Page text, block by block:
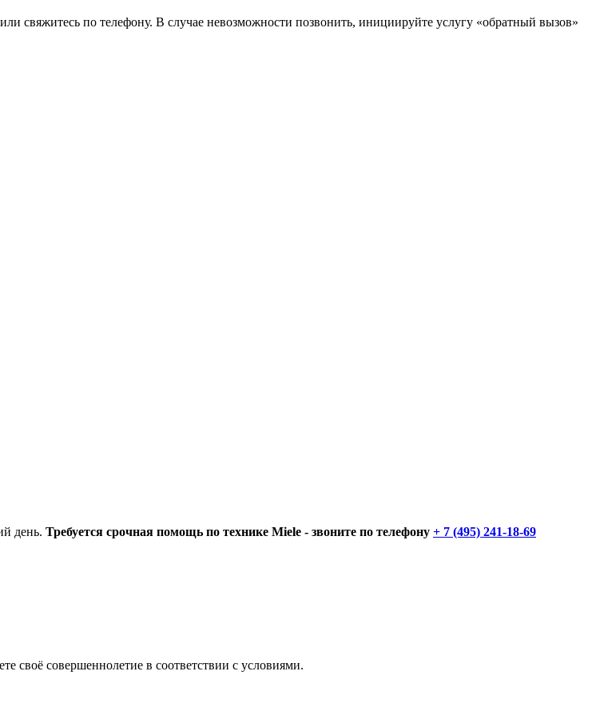
свяжитесь по телефону. В случае невозможности позвонить, инициируйте услугу «обратный вызов»
день. Требуется срочная помощь по технике Miele - звоните по телефону + 7 (495) 241-18-69
своё совершеннолетие в соответствии с условиями.